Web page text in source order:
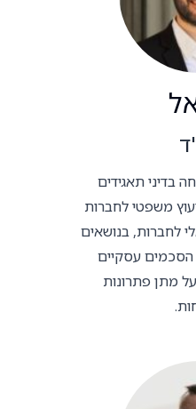
בדיני תאגידים
משפטי לחברות
לחברות, בנושאים
הסכמים עסקיים
מתן פתרונות